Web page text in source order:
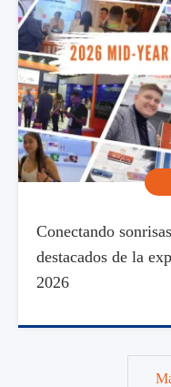
Conectando
destacados de la
2026